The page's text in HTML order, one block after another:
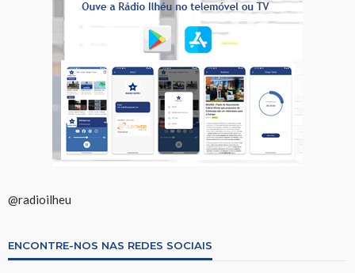
@radioilheu
ENCONTRE-NOS NAS REDES SOCIAIS